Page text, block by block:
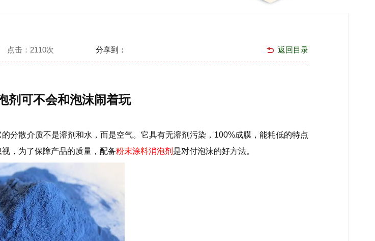
点击： 2110次 分享到： 返回目录
剂可不会和泡沫闹着玩
分散介质不是溶剂和水，而是空气。它具有无溶剂污染，100%成膜，能耗低的特点
，为了保障产品的质量，配备粉末涂料消泡剂 是对付泡沫的好方法。